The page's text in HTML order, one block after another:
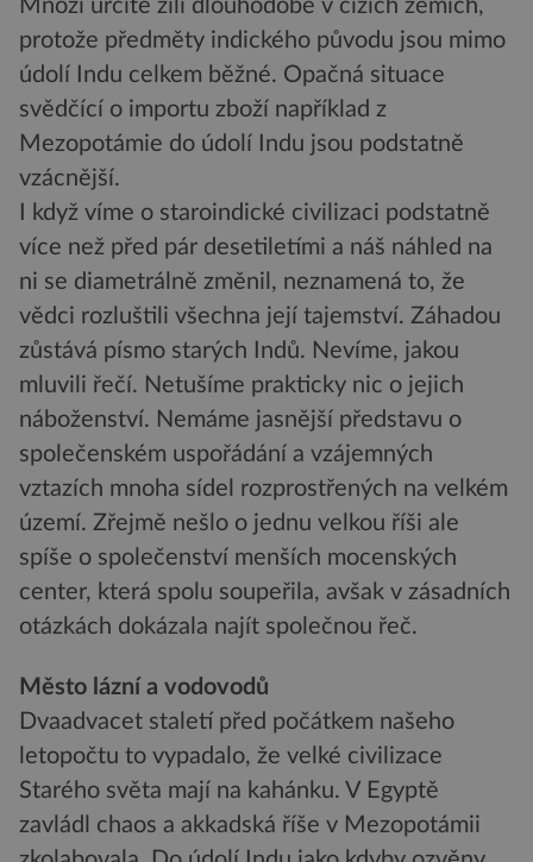
Mnozí určitě žili dlouhodobě v cizích zemích,
protože předměty indického původu jsou mimo
údolí Indu celkem běžné. Opačná situace
svědčící o importu zboží například z
Mezopotámie do údolí Indu jsou podstatně
vzácnější.
I když víme o staroindické civilizaci podstatně
více než před pár desetiletími a náš náhled na
ni se diametrálně změnil, neznamená to, že
vědci rozluštili všechna její tajemství. Záhadou
zůstává písmo starých Indů. Nevíme, jakou
mluvili řečí. Netušíme prakticky nic o jejich
náboženství. Nemáme jasnější představu o
společenském uspořádání a vzájemných
vztazích mnoha sídel rozprostřených na velkém
území. Zřejmě nešlo o jednu velkou říši ale
spíše o společenství menších mocenských
center, která spolu soupeřila, avšak v zásadních
otázkách dokázala najít společnou řeč.
Město lázní a vodovodů
Dvaadvacet staletí před počátkem našeho
letopočtu to vypadalo, že velké civilizace
Starého světa mají na kahánku. V Egyptě
zavládl chaos a akkadská říše v Mezopotámii